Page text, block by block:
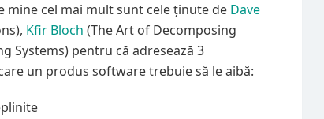
mine cel mai mult sunt cele ținute de Dave
Kfir Bloch (The Art of Decomposing
Systems) pentru că adresează 3
un produs software trebuie să le aibă: